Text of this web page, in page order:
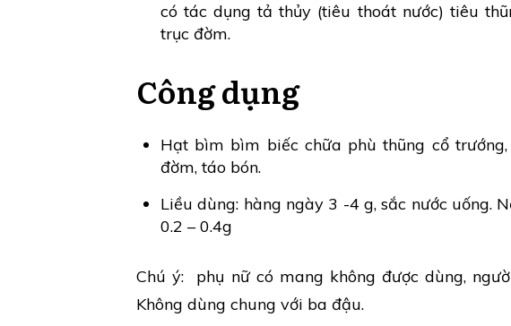
có tác dụng tả thủy (tiêu thoát nước) tiêu
trục đờm.
Công dụng
Hạt bìm bìm biếc chữa phù thũng cổ
đờm, táo bón.
Liều dùng: hàng ngày 3 -4 g, sắc nước uống.
0.2 – 0.4g
Chú ý: phụ nữ có mang không được dùng,
Không dùng chung với ba đậu.